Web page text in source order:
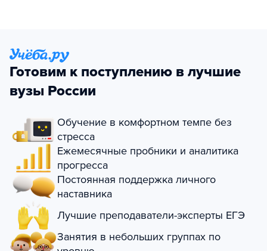
Готовим к поступлению в лучшие
вузы России
Обучение в комфортном темпе без
стресса
Ежемесячные пробники и аналитика
прогресса
Постоянная поддержка личного
наставника
Лучшие преподаватели-эксперты ЕГЭ
Занятия в небольших группах по